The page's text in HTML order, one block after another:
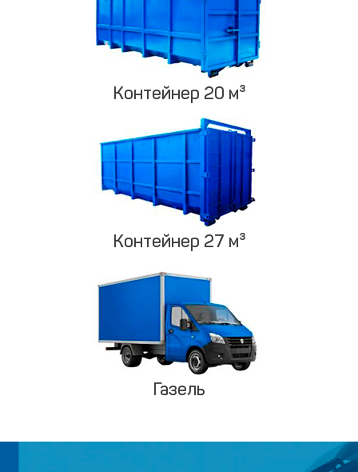
Контейнер 20 м³
Контейнер 27 м³
Газель